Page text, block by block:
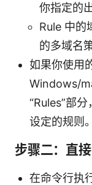
你指定的
Rule 中的
的多域名
如果你使用
Windows/
“Rules”部
设定的规则。
步骤二：直
在命令行执